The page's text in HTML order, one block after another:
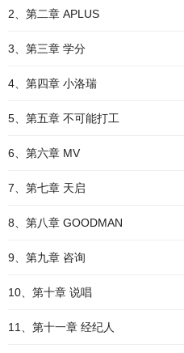
2、第二章 APLUS
3、第三章 学分
4、第四章 小洛瑞
5、第五章 不可能打工
6、第六章 MV
7、第七章 天启
8、第八章 GOODMAN
9、第九章 咨询
10、第十章 说唱
11、第十一章 经纪人